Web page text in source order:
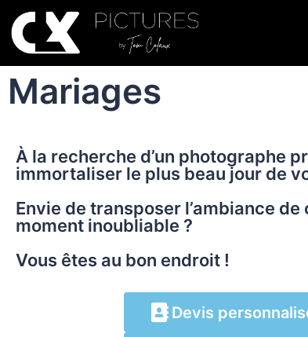
Mariages
À la recherche d’un photographe
immortaliser le plus beau jour de
Envie de transposer l’ambiance
moment inoubliable ?
Vous êtes au bon endroit !
Devis